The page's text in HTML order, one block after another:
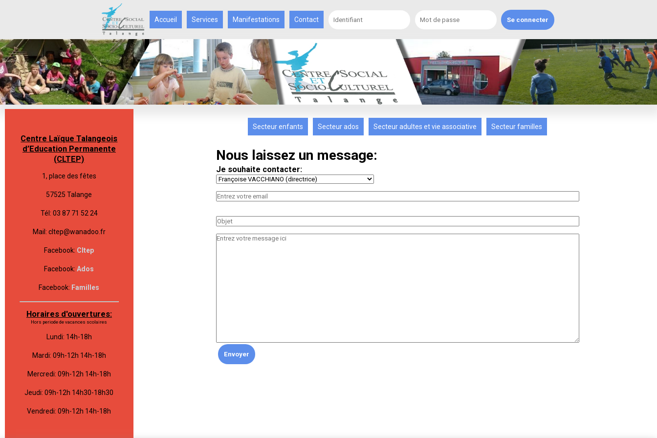
Accueil Services Manifestations Contact
Centre Laïque Talangeois
d’Education Permanente
(CLTEP)
1, place des fêtes
57525 Talange
Tél: 03 87 71 52 24
Mail: cltep@wanadoo.fr
Facebook: Cltep
Facebook:Ados
Facebook: Familles
Horaires d'ouvertures:
Hors periode de vacances scolaires
Lundi: 14h-18h
Mardi: 09h-12h 14h-18h
Mercredi: 09h-12h 14h-18h
Jeudi: 09h-12h 14h30-18h30
Vendredi: 09h-12h 14h-18h
Secteur enfants Secteur ados Secteur adultes et vie associative Secteur familles
Nous laissez un message:
Je souhaite contacter: